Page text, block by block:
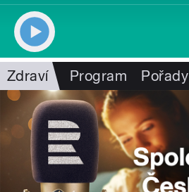
Zdraví Program Pořady